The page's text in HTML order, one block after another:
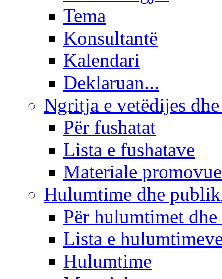
Tema
Konsultantë
Kalendari
Deklaruan...
Ngritja e vetëdijes
Për fushatat
Lista e fushatave
Materiale
Hulumtime dhe
Për hulumtimet
Lista e
Hulumtime